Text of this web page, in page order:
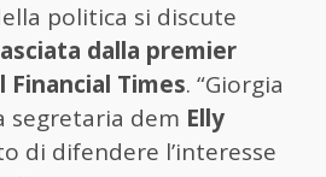
politica si discute
dalla premier
Financial Times. “Giorgia
segretaria dem Elly
di difendere l’interesse